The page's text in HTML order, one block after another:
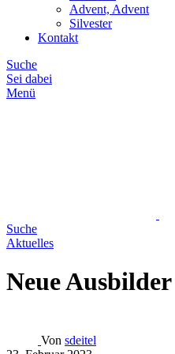
Advent, Advent
Silvester
Kontakt
Suche
Sei dabei
Menü
Suche
Aktuelles
Neue
Von sdeitel